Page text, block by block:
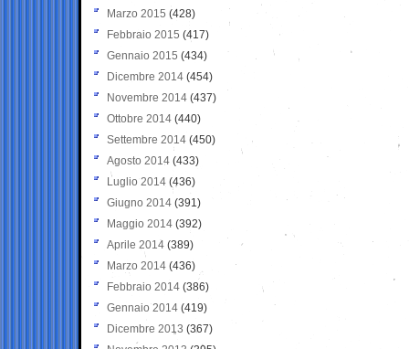
Marzo 2015 (428)
Febbraio 2015 (417)
Gennaio 2015 (434)
Dicembre 2014 (454)
Novembre 2014 (437)
Ottobre 2014 (440)
Settembre 2014 (450)
Agosto 2014 (433)
Luglio 2014 (436)
Giugno 2014 (391)
Maggio 2014 (392)
Aprile 2014 (389)
Marzo 2014 (436)
Febbraio 2014 (386)
Gennaio 2014 (419)
Dicembre 2013 (367)